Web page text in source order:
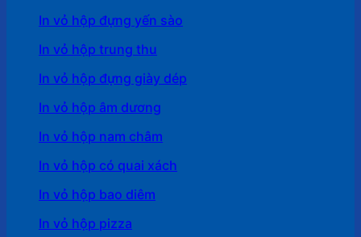
In vỏ hộp đựng yến sào
In vỏ hộp trung thu
In vỏ hộp đựng giày dép
In vỏ hộp âm dương
In vỏ hộp nam châm
In vỏ hộp có quai xách
In vỏ hộp bao diêm
In vỏ hộp pizza